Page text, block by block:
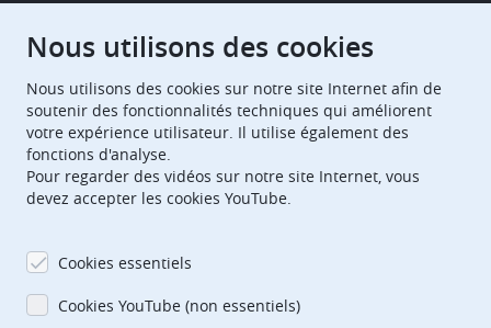
European Patent Office EPO Jobs
EuropeanPatentOffice
EPOorg EPOjobs
Nous utilisons des cookies
Nous utilisons des cookies sur notre site Internet afin de
soutenir des fonctionnalités techniques qui améliorent
votre expérience utilisateur. Il utilise également des
fonctions d'analyse.
Pour regarder des vidéos sur notre site Internet, vous
devez accepter les cookies YouTube.
Cookies essentiels
Cookies YouTube (non essentiels)